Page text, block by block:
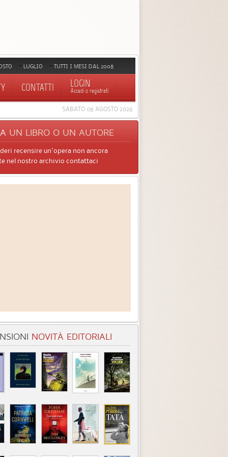
LUGLIO TUTTI I MESI DAL 2008
CONTATTI LOGIN
Accedi o registrati
SABATO 08 AGOSTO 2026
UN LIBRO O UN AUTORE
recensire un'opera non ancora
nel nostro archivio contattaci
NOVITÀ EDITORIALI